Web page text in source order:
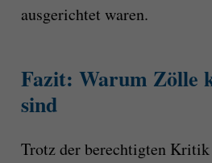
ausgerichtet waren.
Fazit: Warum Zölle
sind
Trotz der berechtigten Kritik